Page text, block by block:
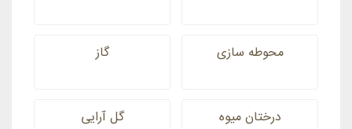
گاز محوطه سازی
گل آرایی درختان میوه